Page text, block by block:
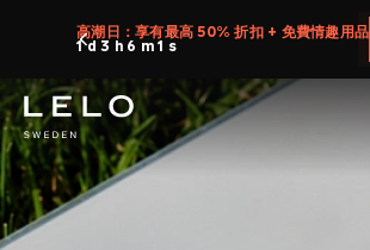
主
內
容
高潮日：享有最高 50% 折扣 + 免費情趣用品
1 d 3 h 5 m 59 s